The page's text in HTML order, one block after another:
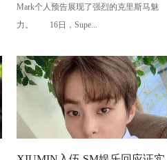
Mark个人预告展现了强烈的克里斯马魅
力。 16日，Supe...